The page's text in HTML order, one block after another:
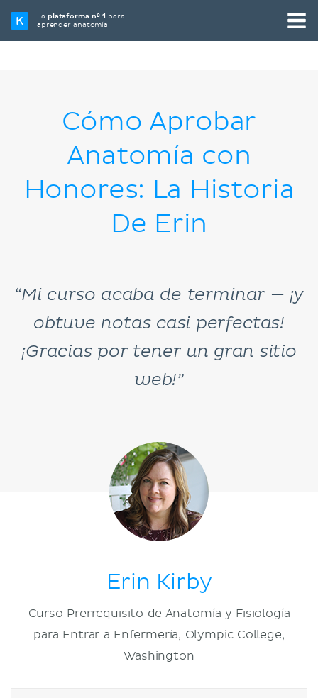
Laplataforma nº 1 para
aprender anatomía
Cómo Aprobar
Anatomía con
Honores: La Historia
De Erin
“Mi curso acaba de terminar — ¡y
obtuve notas casi perfectas!
¡Gracias por tener un gran sitio
web!”
Erin Kirby
Curso Prerrequisito de Anatomía y Fisiología
para Entrar a Enfermería, Olympic College,
Washington